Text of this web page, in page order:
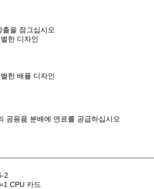
을 잠그십시오
한 디자인
한 배플 디자인
공용품 분배에 연료를 공급하십시오
2
CPU 카드